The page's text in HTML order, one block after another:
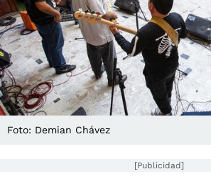
Foto: Demian Chávez
[Publicidad]